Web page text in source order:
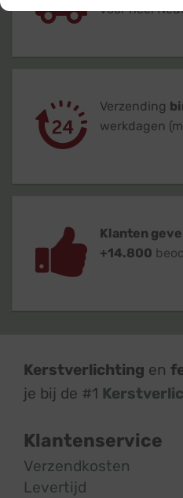
voor heel
Verzending
werkdagen
Klanten
+14.800
Kerstverlichting en
je bij de #1
Klantenservice
Verzendkosten
Levertijd